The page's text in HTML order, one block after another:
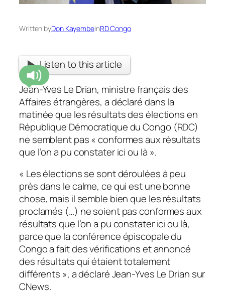
Written byDon KayembeinRD Congo
Listen to this article
Jean-Yves Le Drian, ministre français des
Affaires étrangères, a déclaré dans la
matinée que les résultats des élections en
République Démocratique du Congo (RDC)
ne semblent pas « conformes aux résultats
que l’on a pu constater ici ou là ».
« Les élections se sont déroulées à peu
près dans le calme, ce qui est une bonne
chose, mais il semble bien que les résultats
proclamés (…) ne soient pas conformes aux
résultats que l’on a pu constater ici ou là,
parce que la conférence épiscopale du
Congo a fait des vérifications et annoncé
des résultats qui étaient totalement
différents », a déclaré Jean-Yves Le Drian sur
CNews.